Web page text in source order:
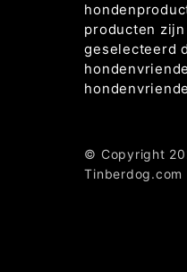
producten
geselecteerd
© Copyright
Tinberdog.com